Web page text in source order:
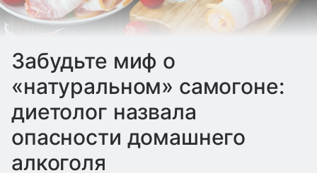
Забудьте миф о
«натуральном» самогоне:
диетолог назвала
опасности домашнего
алкоголя